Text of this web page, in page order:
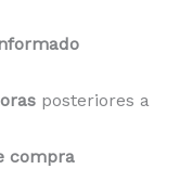
posteriores a
compra